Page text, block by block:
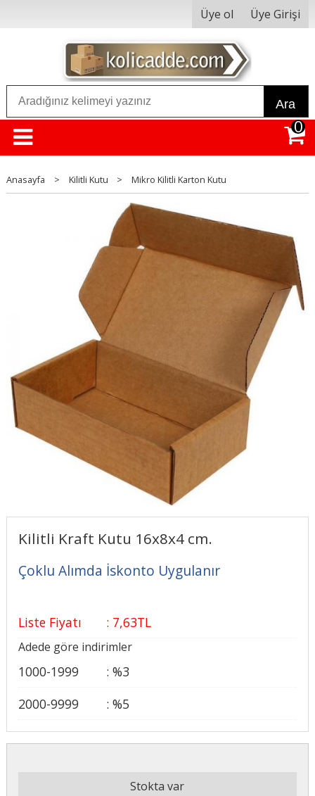
Üye ol Üye Girişi
Ara
0
Anasayfa > Kilitli Kutu > Mikro Kilitli Karton Kutu
Kilitli Kraft Kutu 16x8x4 cm.
Çoklu Alımda İskonto Uygulanır
Liste Fiyatı : 7,63TL
Adede göre indirimler
1000-1999 : %3
2000-9999
: %5
Stokta var